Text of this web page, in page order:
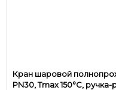
Кран шаровой
PN30, Tmax 150°С,